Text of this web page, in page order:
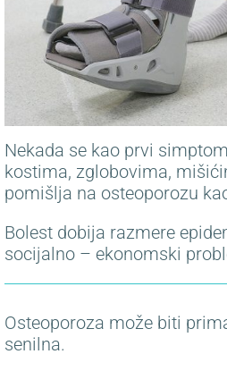
Nekada se kao prvi
kostima, zglobovima,
pomišlja na osteoporozu
Bolest dobija razmere
socijalno – ekonomski
Osteoporoza može biti
senilna.